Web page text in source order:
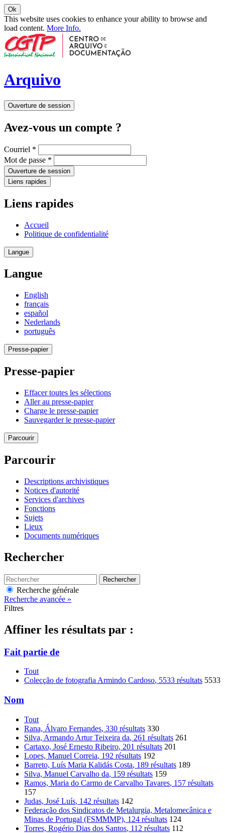
Ok
This website uses cookies to enhance your ability to browse and
load content. More Info.
Arquivo
Ouverture de session
Avez-vous un compte ?
Courriel *
Mot de passe *
Ouverture de session
Liens rapides
Liens rapides
Accueil
Politique de confidentialité
Langue
Langue
English
français
español
Nederlands
português
Presse-papier
Presse-papier
Effacer toutes les sélections
Aller au presse-papier
Charge le presse-papier
Sauvegarder le presse-papier
Parcourir
Parcourir
Descriptions archivistiques
Notices d'autorité
Services d'archives
Fonctions
Sujets
Lieux
Documents numériques
Rechercher
Rechercher
Recherche générale
Recherche avancée »
Filtres
Affiner les résultats par :
Fait partie de
Tout
Colecção de fotografia Armindo Cardoso, 5533 résultats 5533
Nom
Tout
Rana, Álvaro Fernandes, 330 résultats 330
Silva, Armando Artur Teixeira da, 261 résultats 261
Cartaxo, José Ernesto Ribeiro, 201 résultats 201
Lopes, Manuel Correia, 192 résultats 192
Barreto, Luís Maria Kalidás Costa, 189 résultats 189
Silva, Manuel Carvalho da, 159 résultats 159
Ramos, Maria do Carmo de Carvalho Tavares, 157 résultats
157
Judas, José Luís, 142 résultats 142
Federação dos Sindicatos de Metalurgia, Metalomecânica e
Minas de Portugal (FSMMMP), 124 résultats 124
Torres, Rogério Dias dos Santos, 112 résultats 112